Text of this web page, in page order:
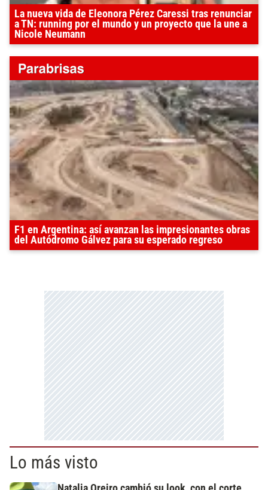
La nueva vida de Eleonora Pérez Caressi tras renunciar
a TN: running por el mundo y un proyecto que la une a
Nicole Neumann
F1 en Argentina: así avanzan las impresionantes obras
del Autódromo Gálvez para su esperado regreso
Lo más visto